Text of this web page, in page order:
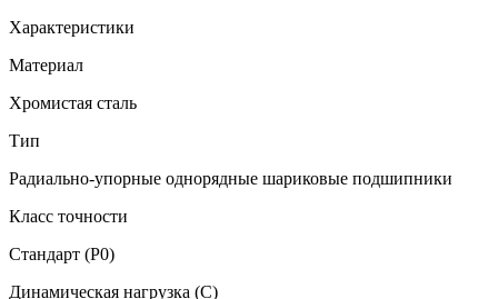
Характеристики
Материал
Хромистая сталь
Тип
Радиально-упорные однорядные шариковые подшипники
Класс точности
Стандарт (P0)
Динамическая нагрузка (C)